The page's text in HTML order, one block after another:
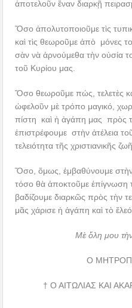
ἀποτελοῦν ἕναν διαρκῇ
Ὅσο ἀπολυτοποιοῦμε τὶς
καὶ τὶς θεωροῦμε ἀπὸ μόνες
σὰν νὰ ἀρνούμεθα τὴν οὐσία
τοῦ Κυρίου μας.
Ὅσο θεωροῦμε πώς, τελετὲς
ὠφελοῦν μὲ τρόπο μαγικό,
πίστη καὶ ἡ ἀγάπη μας πρὸς
ἐπιστρέφουμε στὴν ἀτέλεια
τελειότητα τῆς χριστιανικῆς
Ὅσο, ὅμως, ἐμβαθύνουμε
τόσο θὰ ἀποκτοῦμε ἐπίγνωση
βαδίζουμε διαρκῶς πρὸς τὴν
μᾶς χάρισε ἡ ἀγάπη καὶ τὸ
Μὲ ὅλη μου
Ο
† Ο ΑΙΤΩΛΙΑΣ ΚΑΙ